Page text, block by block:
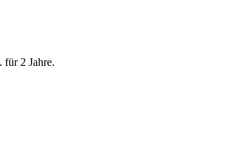
für 2 Jahre.